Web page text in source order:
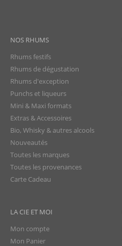
NOS RHUMS
Rhums festifs
Rhums de dégustation
Rhums d'exception
Punchs et liqueurs
Mini & Maxi formats
Extras & Accessoires
Bio, Whisky & autres alcools
Nouveautés
Toutes les marques
Toutes les provenances
Carte Cadeau
LA CIE ET MOI
Mon compte
Mon Panier